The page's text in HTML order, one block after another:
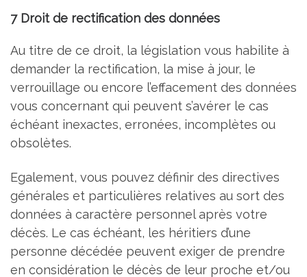
7 Droit de rectification des données
Au titre de ce droit, la législation vous habilite à
demander la rectification, la mise à jour, le
verrouillage ou encore l’effacement des données
vous concernant qui peuvent s’avérer le cas
échéant inexactes, erronées, incomplètes ou
obsolètes.
Egalement, vous pouvez définir des directives
générales et particulières relatives au sort des
données à caractère personnel après votre
décès. Le cas échéant, les héritiers d’une
personne décédée peuvent exiger de prendre
en considération le décès de leur proche et/ou